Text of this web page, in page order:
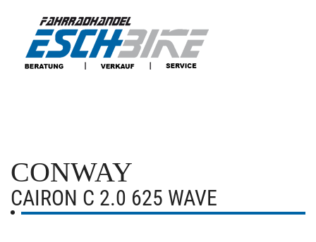
CONWAY
CAIRON C 2.0 625 WAVE